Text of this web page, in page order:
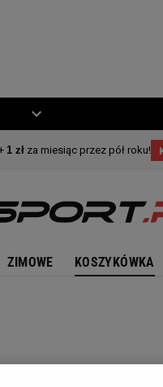
ZIMOWE KOSZYKÓWKA